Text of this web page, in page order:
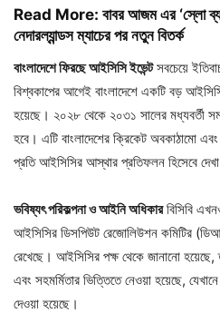
Read More: বাবর আজম এর ‘স্লো
নেদারল্যান্ডস ম্যাচের পর নতুন বিতর্ক
বাংলাদেশে ফিরছে আইসিসি ইভেন্টসবচেয়ে
বিশ্বকাপের আগেই বাংলাদেশে একটি বড়
হয়েছে। ২০২৮ থেকে ২০৩১ সালের মধ্যবর্তী
হবে। এটি বাংলাদেশের ক্রিকেট অবকাঠামো
প্রতি আইসিসির আস্থার প্রতিফলন হিসেবে
ভবিষ্যৎ পরিকল্পনা ও আইনি অধিকারবিসিবি
আইসিসির ডিসপিউট রেজোলিউশন কমিটির
রেখেছে। আইসিসির পক্ষ থেকে জানানো হয়েছে,
এবং সহমর্মিতার ভিত্তিতে নেওয়া হয়েছে,
দেওয়া হয়েছে।